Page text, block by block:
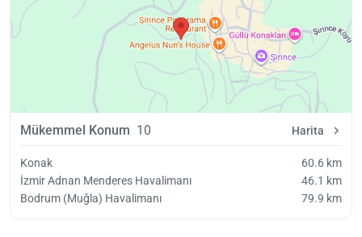
Mükemmel Konum 10 Harita
Konak
60.6 km
İzmir Adnan Menderes Havalimanı
46.1 km
Bodrum (Muğla) Havalimanı
79.9 km